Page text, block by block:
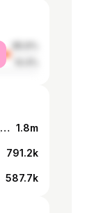
Dëgjuam që ju kishte marrë malli 👵🏻 #gjyshjadojnes 1.8m
791.2k
587.7k